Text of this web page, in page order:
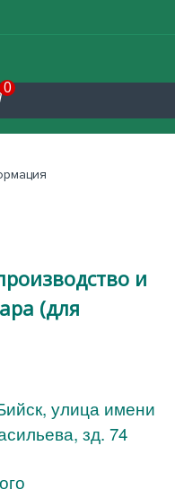
0
и
(для
улица имени
зд. 74